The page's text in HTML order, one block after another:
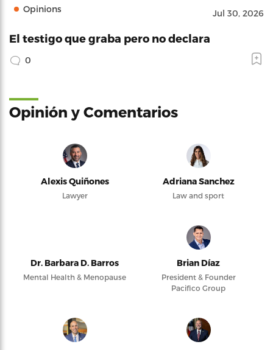
Opinions Jul 30, 2026
El testigo que graba pero no declara
0
Opinión y Comentarios
Alexis Quiñones
Lawyer
Adriana Sanchez
Law and sport
Dr. Barbara D. Barros
Mental Health & Menopause
Brian Díaz
President & Founder
Pacifico Group